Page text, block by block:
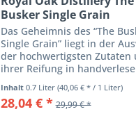
Busker Single Grain
Das Geheimnis des “The
Single Grain” liegt in der
der hochwertigsten Zutaten
ihrer Reifung in
Bourbon-Fässern aus den
dem seltenen Marsala-Fass
einer der ältesten
Inhalt 0.7 Liter (40,06 € * / 1 Liter)
28,04 € * 29,99 € *